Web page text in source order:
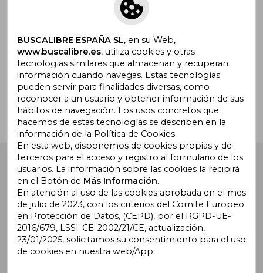
Suscríbete para recibir ofertas y
promociones
¿Necesitas ayuda?
Ir a Centro de Soporte
Buscalibre España . Calle Energía, 65, Nave 3 (08940),
Cornellà de Llobregat, Barcelona. Derechos Reservados.
Buscalibre Argentina| Buscalibre Chile
BUSCALIBRE ESPAÑA SL, en su Web,
www.buscalibre.es, utiliza cookies y otras
tecnologías similares que almacenan y recuperan
información cuando navegas. Estas tecnologías
pueden servir para finalidades diversas, como
reconocer a un usuario y obtener información de sus
hábitos de navegación. Los usos concretos que
hacemos de estas tecnologías se describen en la
información de la Política de Cookies.
En esta web, disponemos de cookies propias y de
terceros para el acceso y registro al formulario de los
usuarios. La información sobre las cookies la recibirá
en el Botón de Más Información.
En atención al uso de las cookies aprobada en el mes
de julio de 2023, con los criterios del Comité Europeo
en Protección de Datos, (CEPD), por el RGPD-UE-
2016/679, LSSI-CE-2002/21/CE, actualización,
23/01/2025, solicitamos su consentimiento para el uso
de cookies en nuestra web/App.